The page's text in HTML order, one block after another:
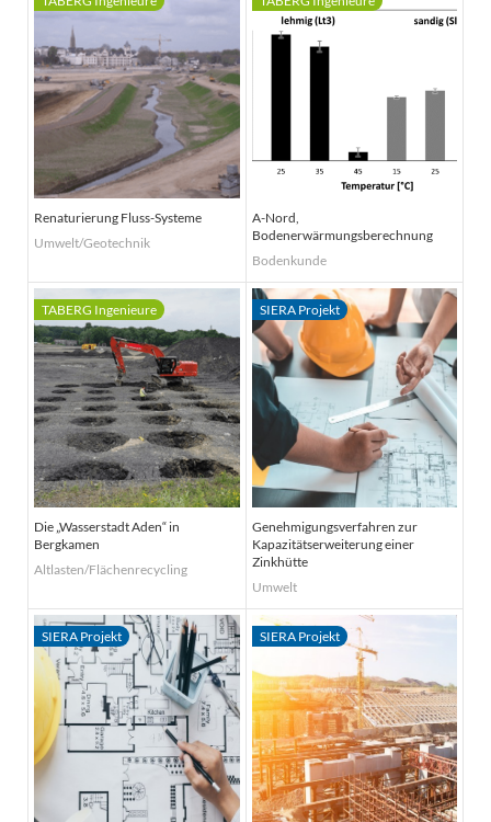
Renaturierung Fluss-Systeme
Umwelt/Geotechnik
A-Nord,
Bodenerwärmungsberechnung
Bodenkunde
Die „Wasserstadt Aden“ in
Bergkamen
Altlasten/Flächenrecycling
Genehmigungsverfahren zur
Kapazitätserweiterung einer
Zinkhütte
Umwelt